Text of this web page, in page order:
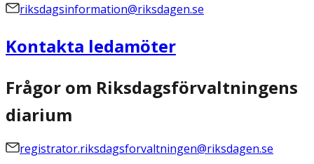
riksdagsinformation@riksdagen.se
Kontakta ledamöter
Frågor om Riksdagsförvaltningens
diarium
registrator.riksdagsforvaltningen@riksdagen.se